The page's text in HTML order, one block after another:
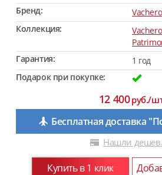
Бренд:
Коллекция:
Гарантия:
1 год
Подарок при покупке:
12 400руб./
Бесплатная доставка
Нашли
Купить в 1 клик